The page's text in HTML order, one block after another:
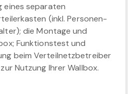
eines separaten
(inkl. Personen-
die Montage und
Funktionstest und
beim Verteilnetzbetreiber
Nutzung Ihrer Wallbox.